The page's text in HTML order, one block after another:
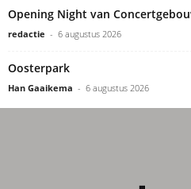
Opening Night van
redactie - 6 augustus 2026
Oosterpark
Han Gaaikema - 6 augustus 2026